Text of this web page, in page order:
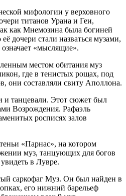
мифологии у верховного
титанов Урана и Геи,
как Мнемозина была богиней
дочери стали назваться музами,
означает «мыслящие».
местом обитания муз
где в тенистых рощах, под
они составляли свиту Аполлона.
и танцевали. Этот сюжет был
Возрождения. Рафаэль
росписях залов
«Парнас», на котором
муз, танцующих для богов
в Лувре.
саркофаг Муз. Он был найден в
его нижний барельеф